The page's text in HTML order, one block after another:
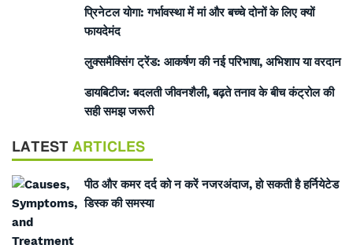
प्रिनेटल योगा: गर्भावस्था में मां और बच्चे दोनों के लिए क्यों
फायदेमंद
लुक्समैक्सिंग ट्रेंड: आकर्षण की नई परिभाषा, अभिशाप या वरदान
डायबिटीज: बदलती जीवनशैली, बढ़ते तनाव के बीच कंट्रोल की
सही समझ जरूरी
LATEST ARTICLES
पीठ और कमर दर्द को न करें नजरअंदाज, हो सकती है हर्नियेटेड
डिस्क की समस्या